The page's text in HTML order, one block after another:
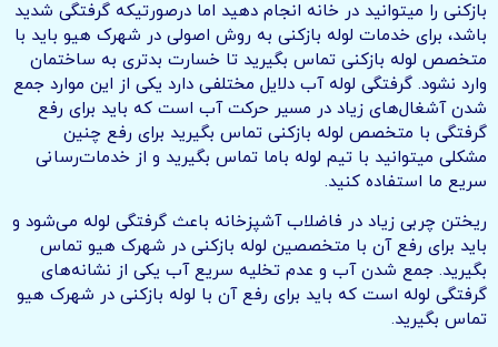
بازکنی را میتوانید در خانه انجام دهید اما درصورتیکه گرفتگی شدید
باشد، برای خدمات لوله بازکنی به روش اصولی در شهرک هیو باید با
متخصص لوله بازکنی تماس بگیرید تا خسارت بدتری به ساختمان
وارد نشود. گرفتگی لوله آب دلایل مختلفی دارد یکی از این موارد جمع
شدن آشغال‌های زیاد در مسیر حرکت آب است که باید برای رفع
گرفتگی با متخصص لوله بازکنی تماس بگیرید برای رفع چنین
مشکلی میتوانید با تیم لوله باما تماس بگیرید و از خدمات‌رسانی
سریع ما استفاده کنید.
ریختن چربی زیاد در فاضلاب آشپزخانه باعث گرفتگی لوله می‌شود و
باید برای رفع آن با متخصصین لوله بازکنی در شهرک هیو تماس
بگیرید. جمع شدن آب و عدم تخلیه سریع آب یکی از نشانه‌های
گرفتگی لوله است که باید برای رفع آن با لوله بازکنی در شهرک هیو
تماس بگیرید.